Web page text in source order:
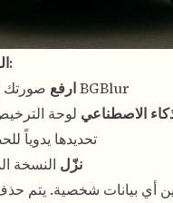
العملية في 3 خطوات:
ارفعصورتك أو مقطع الفيديو إلى BGBlur
الاصطناعي لوحة
تحديدها يدوياً
نزّل النسخة
أي بيانات شخصية. يتم